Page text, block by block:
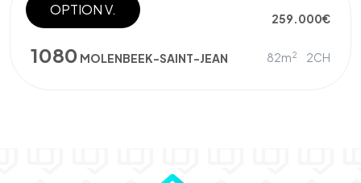
OPTION V.
PENTHOUSE 259.000€
1080 MOLENBEEK-SAINT-JEAN 82m2 2CH